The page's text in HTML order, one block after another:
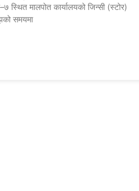
स्थित मालपोत कार्यालयको जिन्सी (स्टोर)
समयमा